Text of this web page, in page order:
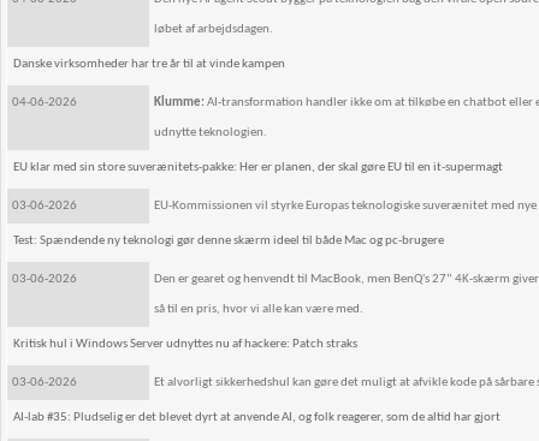
løbet af arbejdsdagen.
Danske virksomheder har tre år til at vinde kampen
04-06-2026 Klumme:AI-transformation handler ikke om at tilkøbe en chatbot
udnytte teknologien.
EU klar med sin store suverænitets-pakke: Her er planen, der skal gøre EU til en it-supermagt
03-06-2026 EU-Kommissionen vil styrke Europas teknologiske suverænitet med
Test: Spændende ny teknologi gør denne skærm ideel til både Mac og pc-brugere
03-06-2026 Den er gearet og henvendt til MacBook, men BenQ's 27” 4K-skærm
så til en pris, hvor vi alle kan være med.
Kritisk hul i Windows Server udnyttes nu af hackere: Patch straks
03-06-2026 Et alvorligt sikkerhedshul kan gøre det muligt at afvikle kode på
AI-lab #35: Pludselig er det blevet dyrt at anvende AI, og folk reagerer, som de altid har gjort